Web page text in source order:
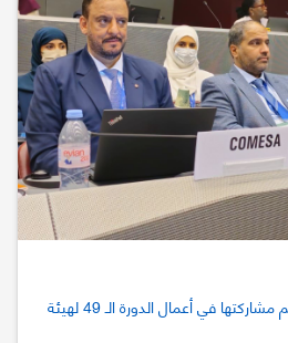
هيئة التقييس الخليجية تختتم مشاركتها في أعمال الدورة الـ 49 لهيئة